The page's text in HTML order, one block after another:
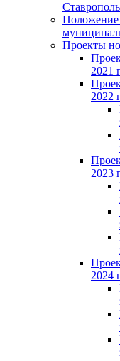
Положение
Проекты
2021
2022
2023
2024